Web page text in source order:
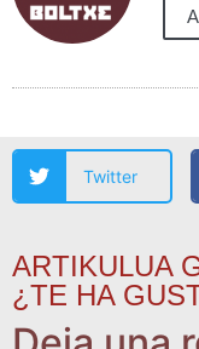
Twitter
ARTIKULUA
¿TE HA